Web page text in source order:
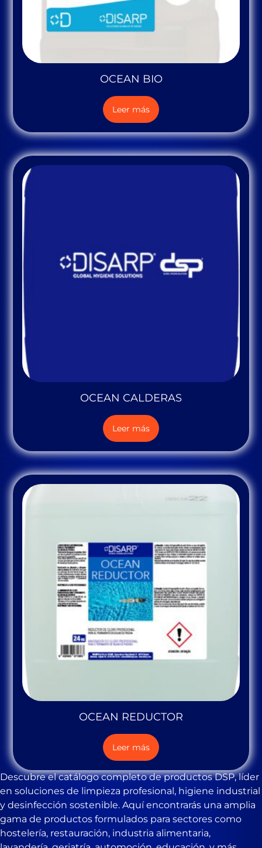
OCEAN BIO
Leer más
OCEAN CALDERAS
Leer más
OCEAN REDUCTOR
Leer más
Descubre el catálogo completo de productos DSP, líder
en soluciones de limpieza profesional, higiene industrial
y desinfección sostenible. Aquí encontrarás una amplia
gama de productos formulados para sectores como
hostelería, restauración, industria alimentaria,